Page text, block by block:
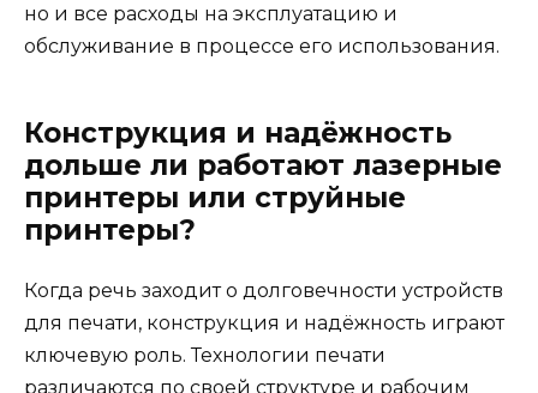
но и все расходы на эксплуатацию и
обслуживание в процессе его использования.
Конструкция и надёжность
дольше ли работают лазерные
принтеры или струйные
принтеры?
Когда речь заходит о долговечности устройств
для печати, конструкция и надёжность играют
ключевую роль. Технологии печати
различаются по своей структуре и рабочим